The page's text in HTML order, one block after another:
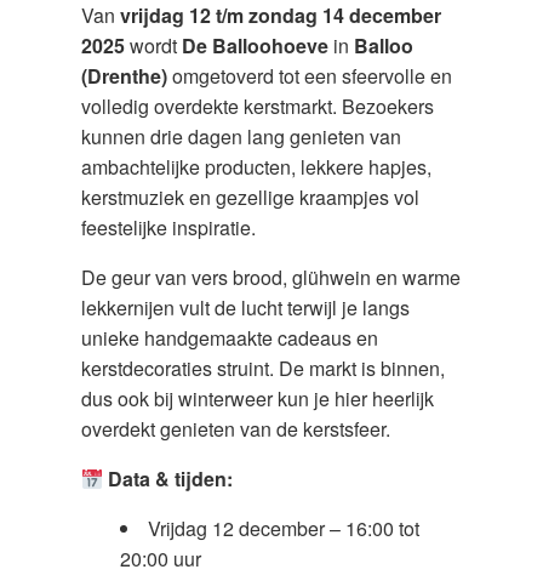
Van vrijdag 12 t/m zondag 14 december
2025wordt De Balloohoeve in Balloo
(Drenthe)omgetoverd tot een sfeervolle en
volledig overdekte kerstmarkt. Bezoekers
kunnen drie dagen lang genieten van
ambachtelijke producten, lekkere hapjes,
kerstmuziek en gezellige kraampjes vol
feestelijke inspiratie.
De geur van vers brood, glühwein en warme
lekkernijen vult de lucht terwijl je langs
unieke handgemaakte cadeaus en
kerstdecoraties struint. De markt is binnen,
dus ook bij winterweer kun je hier heerlijk
overdekt genieten van de kerstsfeer.
Data & tijden:
Vrijdag 12 december – 16:00 tot
20:00 uur